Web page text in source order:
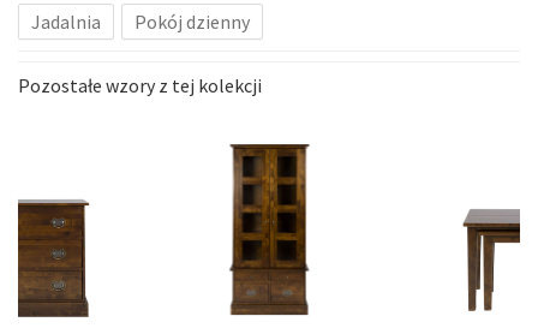
Jadalnia
Pokój dzienny
Pozostałe wzory z tej kolekcji